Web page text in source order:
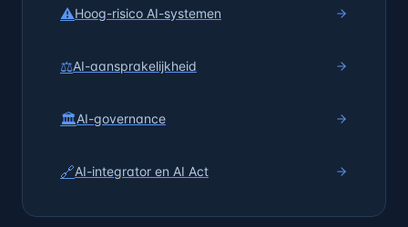
⚠️Hoog-risico AI-systemen
⚖️AI-aansprakelijkheid
🏛️AI-governance
🔗AI-integrator en AI Act